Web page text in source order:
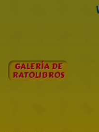
GALERÍA DE
RATOLIBROS